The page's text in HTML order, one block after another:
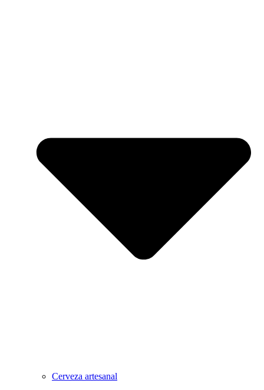
Cerveza artesanal